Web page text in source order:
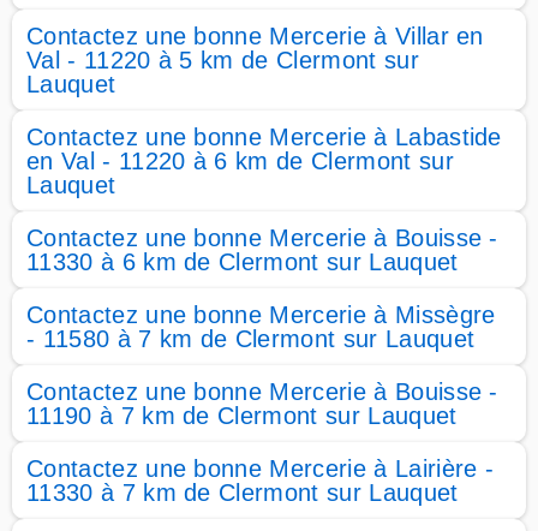
Contactez une bonne Mercerie à Villar en
Val - 11220 à 5 km de Clermont sur
Lauquet
Contactez une bonne Mercerie à Labastide
en Val - 11220 à 6 km de Clermont sur
Lauquet
Contactez une bonne Mercerie à Bouisse -
11330 à 6 km de Clermont sur Lauquet
Contactez une bonne Mercerie à Missègre
- 11580 à 7 km de Clermont sur Lauquet
Contactez une bonne Mercerie à Bouisse -
11190 à 7 km de Clermont sur Lauquet
Contactez une bonne Mercerie à Lairière -
11330 à 7 km de Clermont sur Lauquet